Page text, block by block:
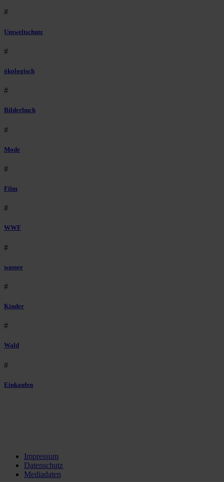
#
Umweltschutz
#
ökologisch
#
Bilderbuch
#
Mode
#
Film
#
WWF
#
wasser
#
Kinder
#
Wald
#
Einkaufen
Impressum
Datenschutz
Mediadaten